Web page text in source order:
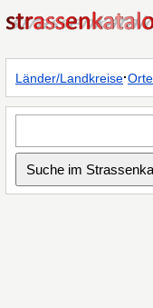
Länder/Landkreise·Orte